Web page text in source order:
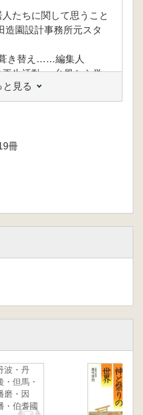
たちに関して思うこと
設計事務所元スタ
き替え……編集人
生活動──台風から学
たてやま・海辺の
旧安房南高校第一校
人安房文化遺産フ
鴻
学)
……草野慎一(JFE 建
改善について……安田
木技術……編集人
──「レンマ的知性」
治学)
安房大神宮の森から
と見る
冊
波・丹
・但馬・
磨・因
・伯耆國